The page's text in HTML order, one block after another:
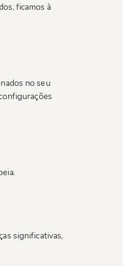
ficamos à
no seu
significativas,